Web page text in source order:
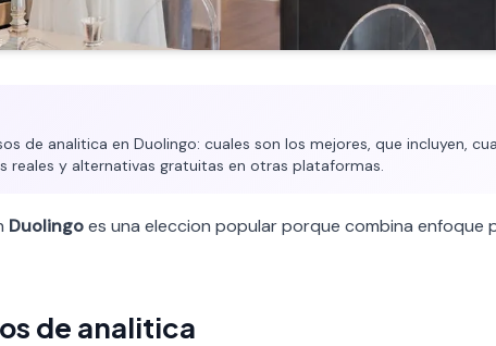
de analitica en Duolingo: cuales son los mejores, que incluyen,
reales y alternativas gratuitas en otras plataformas.
Duolingoes una eleccion popular porque combina
de analitica